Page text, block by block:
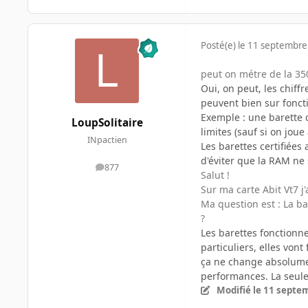
LoupSolitaire
INpactien
877
messages
Posté(e) le 11
peut on métre de la
Oui, on peut, les
peuvent bien sur
Exemple : une barette
limites (sauf si on
Les barettes
d'éviter que la RAM
Salut !
Sur ma carte Abit Vt7
Ma question est : La
?
Les barettes
particuliers, elles vont
ça ne change
performances. La
Modifié le 11